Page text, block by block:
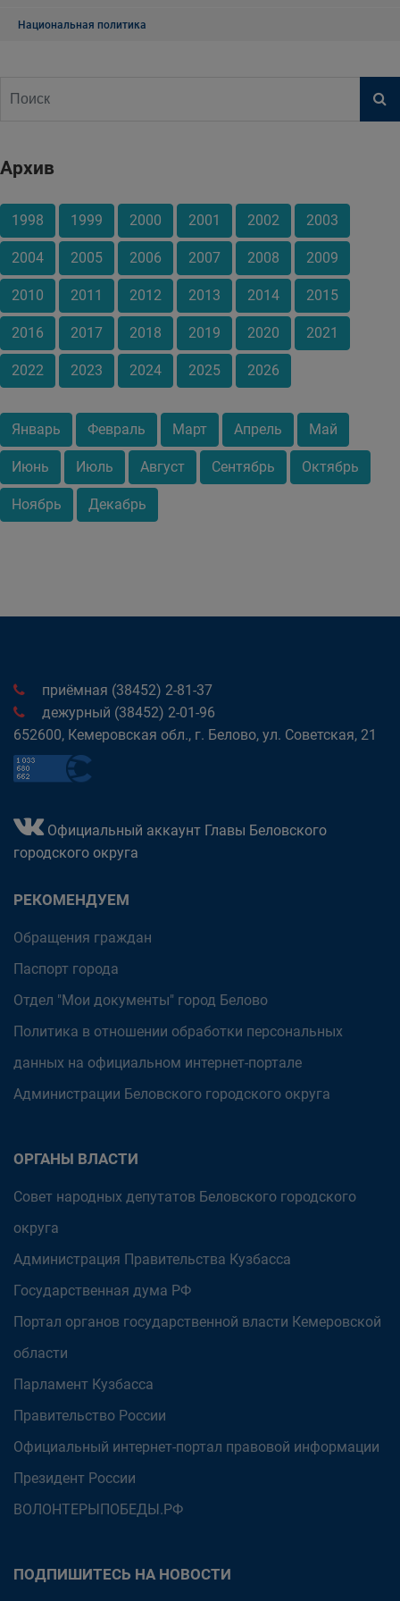
Национальная политика
Архив
1998 1999 2000 2001 2002 2003
2004 2005 2006 2007 2008 2009
2010 2011 2012 2013 2014 2015
2016 2017 2018 2019 2020 2021
2022 2023 2024 2025 2026
Январь Февраль Март Апрель Май
Июнь Июль Август Сентябрь Октябрь
Ноябрь Декабрь
приёмная (38452) 2-81-37
дежурный (38452) 2-01-96
652600, Кемеровская обл., г. Белово, ул. Советская, 21
Официальный аккаунт Главы Беловского
городского округа
РЕКОМЕНДУЕМ
Обращения граждан
Паспорт города
Отдел "Мои документы" город Белово
Политика в отношении обработки персональных
данных на официальном интернет-портале
Администрации Беловского городского округа
ОРГАНЫ ВЛАСТИ
Совет народных депутатов Беловского городского
округа
Администрация Правительства Кузбасса
Государственная дума РФ
Портал органов государственной власти Кемеровской
области
Парламент Кузбасса
Правительство России
Официальный интернет-портал правовой информации
Президент России
ВОЛОНТЕРЫПОБЕДЫ.РФ
ПОДПИШИТЕСЬ НА НОВОСТИ